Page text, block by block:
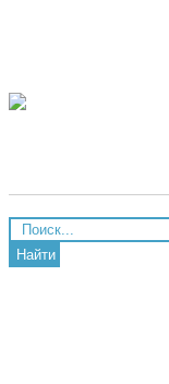
Найти